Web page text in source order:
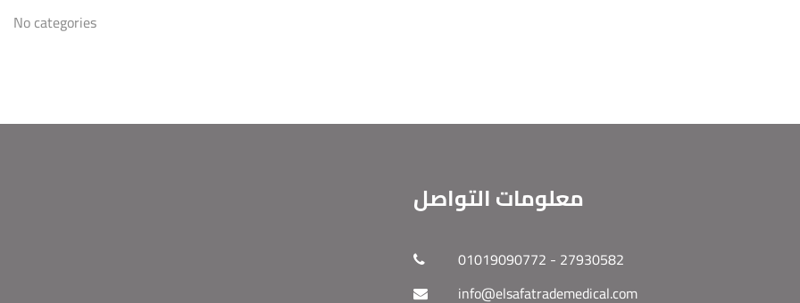
No categories
معلومات التواصل
01019090772 - 27930582
info@elsafatrademedical.com